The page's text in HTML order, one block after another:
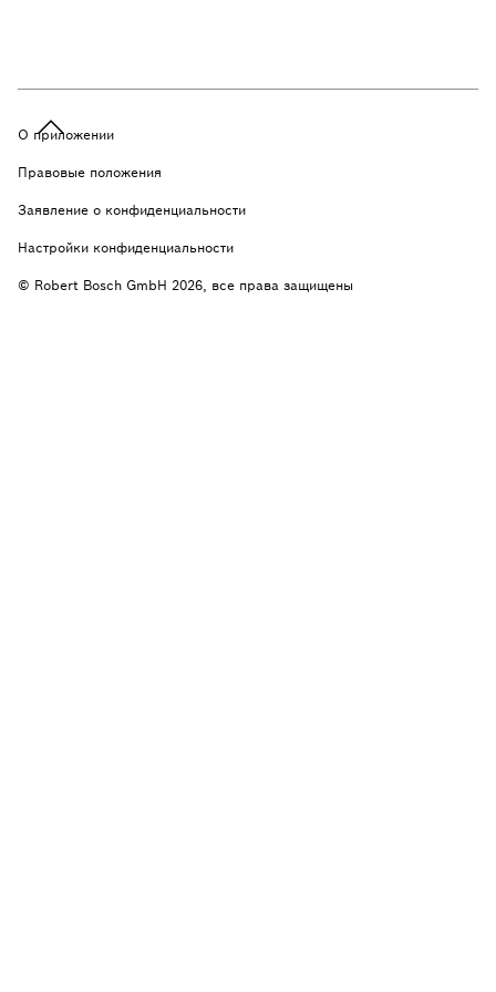
О приложении
Правовые положения
Заявление о конфиденциальности
Настройки конфиденциальности
© Robert Bosch GmbH 2026, все права защищены